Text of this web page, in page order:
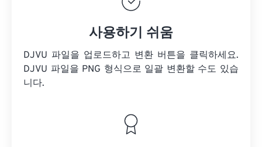
사용하기 쉬움
DJVU 파일을 업로드하고 변환 버튼을 클릭하세요.
DJVU 파일을 PNG 형식으로 일괄 변환할 수도 있습
니다.